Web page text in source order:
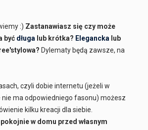
:) Zastanawiasz się czy może
być długa lub krótka? Elegancka lub
Dylematy będą zawsze, na
czyli dobie internetu (jeżeli w
ma odpowiedniego fasonu) możesz
kilku kreacji dla siebie.
w domu przed własnym